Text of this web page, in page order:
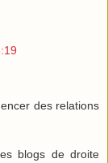
des relations
blogs de droite